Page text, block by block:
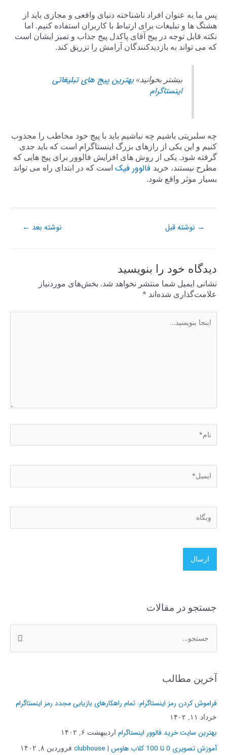
پس ما به عنوان افراد ناشناخته دنیای واقعی و مجازی باید از
هشتگ ها و تبلیغات برای ارتباط با کاربران استفاده کنیم. اما
نکته قابل توجه در پیج آقای پاکدل پیج جذاب و تمیز ایشان است
که می تواند به بازدیدکنندگان آرامش را تزریق کند.
بیشتر بخوانید»بهترین پیج های تبلیغاتی
اینستاگرام
چه سلبریتی باشیم چه نباشیم باید با پیج خود مخاطب را مجذوب
کنیم و این یکی از رازهای بزرگ اینستاگرام است که باید جدی
گرفته شود. یکی از روش های افزایش فالوور برای پیج هایی که
مطرح نیستند، خرید فالوور فیک است که در ابتدای راه می تواند
بسیار موثر واقع شود.
→ نوشته قبل نوشته بعد ←
دیدگاه‌ خود را بنویسید
نشانی ایمیل شما منتشر نخواهد شد. بخش‌های موردنیاز
علامت‌گذاری شده‌اند *
بنویسید…
وبگاه
جستجو در مقالات
س
ج
ا
ی
آخرین مطالب
فراموش کردن رمز اینستاگرام: تمام راهکارهای بازیابی مجدد رمز اینستاگرام
خرداد ۱۱, ۱۴۰۲
بهترین سایت خرید فالوور اینستاگرام اردیبهشت ۶, ۱۴۰۲
آموزش تصویری 0 تا 100 کلاب هاوس | clubhouse فروردین ۸, ۱۴۰۲